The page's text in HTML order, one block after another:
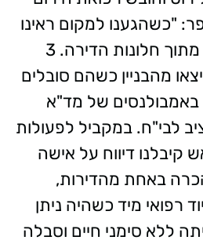
"כשהגענו למקום ראינו
אש ועשן כבד עולים מתוך חלונות הדירה. 3
מהבניין כשהם סובלים
באמבולנסים של מד"א
לבי"ח. במקביל לפעולות
קיבלנו דיווח על אישה
באחת מהדירות,
רפואי מיד כשהיה ניתן
ללא סימני חיים וסבלה